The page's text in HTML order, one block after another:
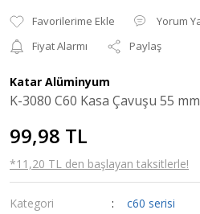
Yorum
Fiyat Alarmı
Paylaş
Katar Alüminyum
K-3080 C60 Kasa Çavuşu 55
99,98 TL
*11,20 TL den başlayan taksitlerle!
Kategori
c60 serisi